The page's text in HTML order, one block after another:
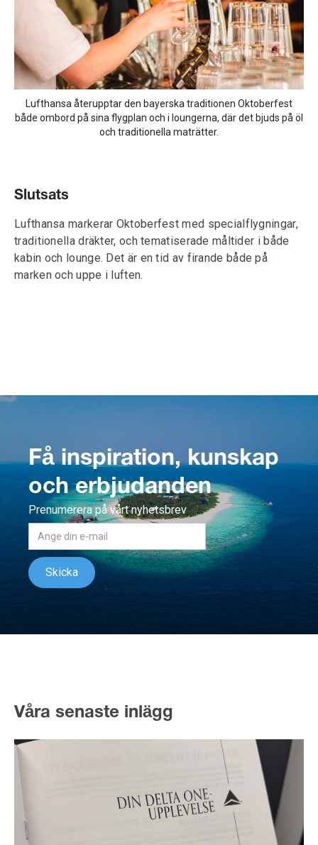
Lufthansa återupptar den bayerska traditionen Oktoberfest
både ombord på sina flygplan och i loungerna, där det bjuds på öl
och traditionella maträtter.
Slutsats
Lufthansa markerar Oktoberfest med specialflygningar,
traditionella dräkter, och tematiserade måltider i både
kabin och lounge. Det är en tid av firande både på
marken och uppe i luften.
Få inspiration, kunskap
och erbjudanden
Prenumerera på vårt nyhetsbrev
Våra senaste inlägg